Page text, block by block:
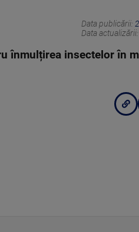
Data publicării:
Data actualizării:
înmulțirea insectelor în